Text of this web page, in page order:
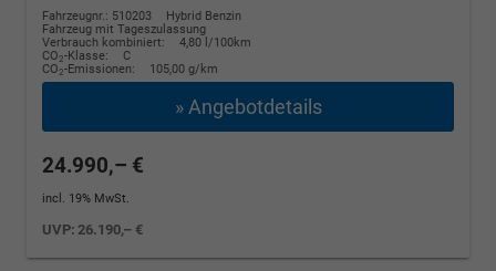
Fahrzeugnr.: 510203
Hybrid Benzin
Fahrzeug mit Tageszulassung
Verbrauch kombiniert:
4,80 l/100km
CO2-Klasse:
C
CO2-Emissionen: 105,00 g/km
» Angebotdetails
24.990,– €
incl. 19% MwSt.
UVP:26.190,– €